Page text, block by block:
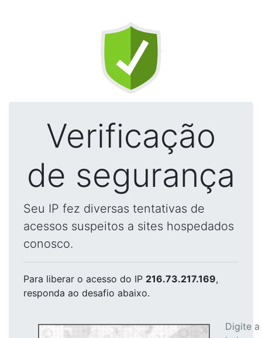
Verificação
de segurança
Seu IP fez diversas tentativas de
acessos suspeitos a sites hospedados
conosco.
Para liberar o acesso do IP 216.73.217.169,
responda ao desafio abaixo.
Digite